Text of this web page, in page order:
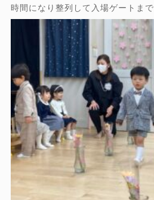
時間になり整列して入場ゲートまで